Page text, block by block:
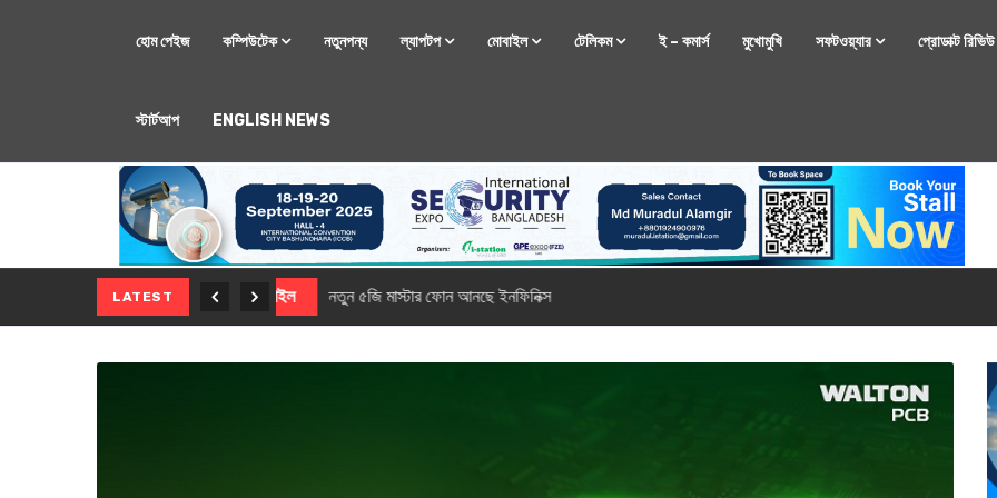
হোম পেইজ কম্পিউটেক নতুনপন্য ল্যাপটপ মোবাইল টেলিকম ই – কমার্স মুখোমুখি সফটওয়্যার প্রোডাক্ট রিভিউ
স্টার্টআপ ENGLISH NEWS
LATEST মোবাইল নতুন সি-সিরিজ স্মার্টফোন নিয়ে আসছে রিয়েলমি